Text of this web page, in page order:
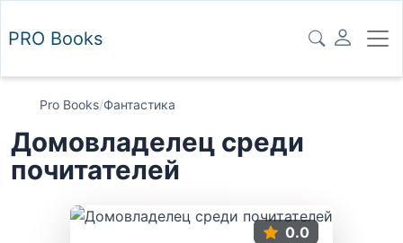
PRO Books
Pro Books/Фантастика
Домовладелец среди
почитателей
0.0